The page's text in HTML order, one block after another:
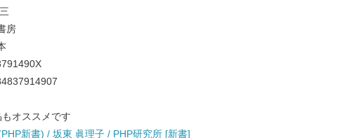
房
オススメです
新書) / 坂東 眞理子 / PHP研究所 [新書]